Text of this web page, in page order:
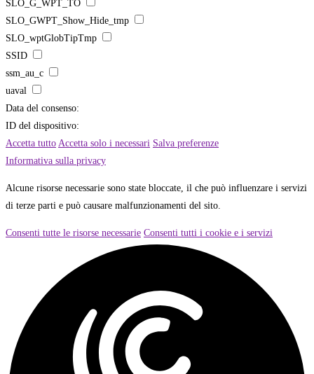
SLO_G_WPT_TO
SLO_GWPT_Show_Hide_tmp
SLO_wptGlobTipTmp
SSID
ssm_au_c
uaval
Data del consenso:
ID del dispositivo:
Accetta tutto Accetta solo i necessari Salva preferenze
Informativa sulla privacy
Alcune risorse necessarie sono state bloccate, il che può influenzare i servizi
di terze parti e può causare malfunzionamenti del sito.
Consenti tutte le risorse necessarie Consenti tutti i cookie e i servizi